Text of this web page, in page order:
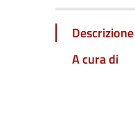
Descrizione
A cura di